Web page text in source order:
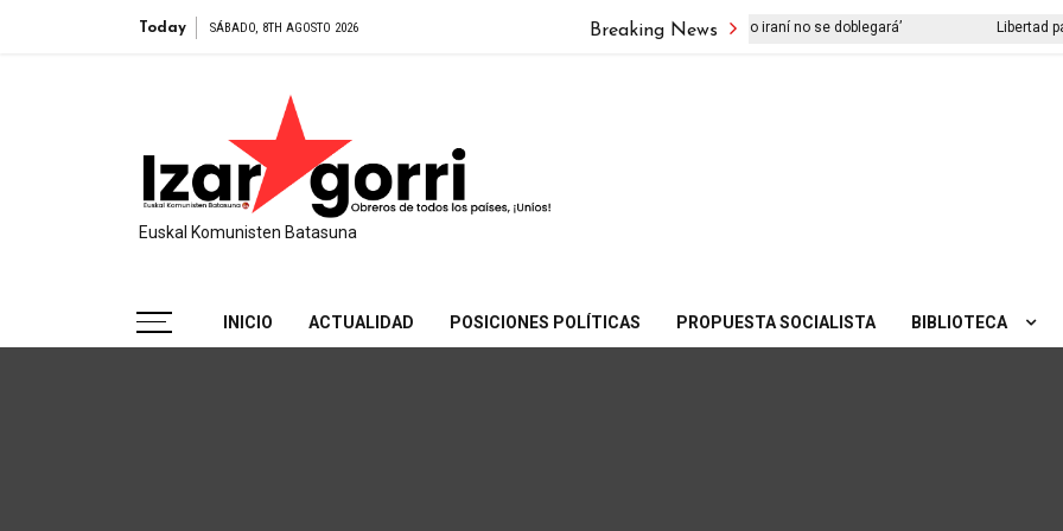
Today SÁBADO, 8TH AGOSTO 2026 Breaking News
Egido presenta su libro ‘El viejo pueblo iraní no se doblegará’ Libertad
Euskal Komunisten Batasuna
INICIO ACTUALIDAD POSICIONES POLÍTICAS PROPUESTA SOCIALISTA BIBLIOTECA